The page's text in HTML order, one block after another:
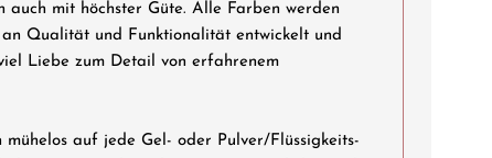
auch mit höchster Güte. Alle Farben werden
an Qualität und Funktionalität entwickelt und
Liebe zum Detail von erfahrenem
mühelos auf jede Gel- oder Pulver/Flüssigkeits-